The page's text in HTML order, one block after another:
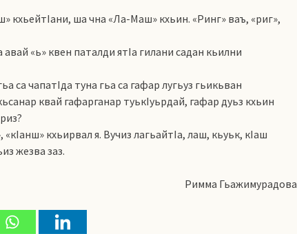
кхьейтIани, ша чна «Ла-Маш» кхьин. «Ринг» ваъ, «риг»,
«ь» квен паталди ятIа гилани садан кьилни
са чапатIда туна гьа са гафар лугьуз гьикьван
квай гафарганар туькIуьрдай, гафар дуьз кхьин
кхьирвал я. Вучиз лагьайтIа, лаш, кьуьк, кIаш
жезва заз.
Римма Гьажимурадова